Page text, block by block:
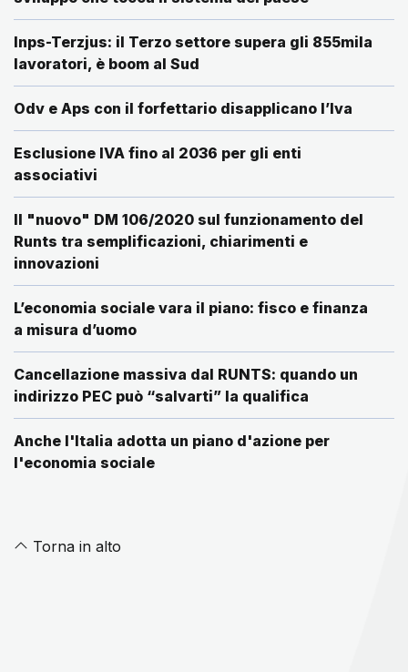
Inps-Terzjus: il Terzo settore supera gli 855mila
lavoratori, è boom al Sud
Odv e Aps con il forfettario disapplicano l’Iva
Esclusione IVA fino al 2036 per gli enti
associativi
Il "nuovo" DM 106/2020 sul funzionamento del
Runts tra semplificazioni, chiarimenti e
innovazioni
L’economia sociale vara il piano: fisco e finanza
a misura d’uomo
Cancellazione massiva dal RUNTS: quando un
indirizzo PEC può “salvarti” la qualifica
Anche l'Italia adotta un piano d'azione per
l'economia sociale
Torna in alto